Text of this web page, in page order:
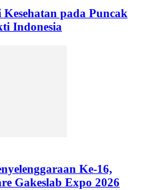
pada Puncak
Indonesia
Ke-16,
Gakeslab Expo 2026